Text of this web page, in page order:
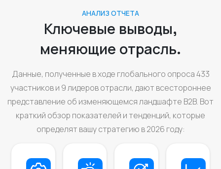
АНАЛИЗ ОТЧЕТА
Ключевые выводы,
меняющие отрасль.
Данные, полученные в ходе глобального опроса 433
участников и 9 лидеров отрасли, дают всестороннее
представление об изменяющемся ландшафте B2B. Вот
краткий обзор показателей и тенденций, которые
определят вашу стратегию в 2026 году: